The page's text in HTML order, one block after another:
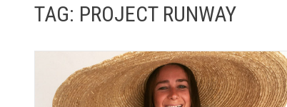
TAG: PROJECT RUNWAY